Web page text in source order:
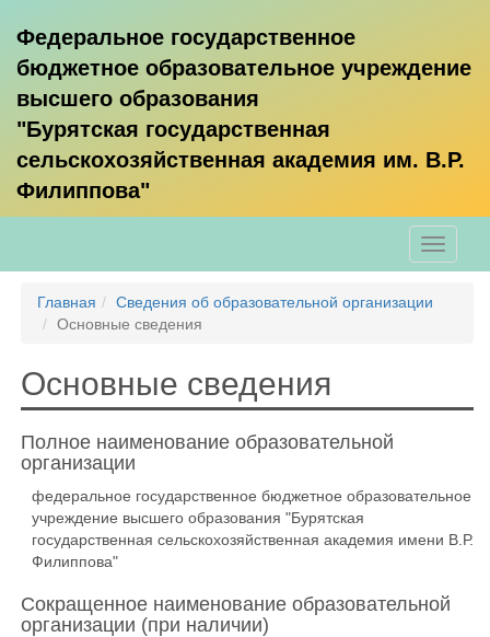
Федеральное государственное
бюджетное образовательное учреждение
высшего образования
"Бурятская государственная
сельскохозяйственная академия им. В.Р.
Филиппова"
Toggle
Главная
Сведения об образовательной организации
Основные сведения
Основные сведения
Полное наименование образовательной
организации
федеральное государственное бюджетное образовательное
учреждение высшего образования "Бурятская
государственная сельскохозяйственная академия имени В.Р.
Филиппова"
Сокращенное наименование образовательной
организации (при наличии)